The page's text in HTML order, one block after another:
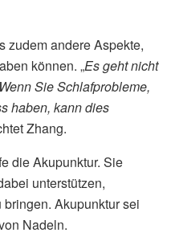
zudem andere Aspekte,
können. „Es geht nicht
Sie Schlafprobleme,
haben, kann dies
Zhang.
die Akupunktur. Sie
unterstützen,
bringen. Akupunktur sei
Nadeln.